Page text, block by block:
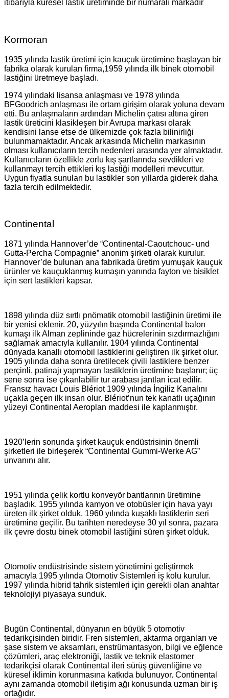
itibarıyla küresel lastik üretiminde bir numaralı markadır
Kormoran
1935 yılında lastik üretimi için kauçuk üretimine başlayan bir
fabrika olarak kurulan firma,1959 yılında ilk binek otomobil
lastiğini üretmeye başladı.
1974 yılındaki lisansa anlaşması ve 1978 yılında
BFGoodrich anlaşması ile ortam girişim olarak yoluna devam
etti. Bu anlaşmaların ardından Michelin çatısı altına giren
lastik üreticini klasikleşen bir Avrupa markası olarak
kendisini lanse etse de ülkemizde çok fazla bilinirliği
bulunmamaktadır. Ancak arkasında Michelin markasının
olması kullanıcıların tercih nedenleri arasında yer almaktadır.
Kullanıcıların özellikle zorlu kış şartlarında sevdikleri ve
kullanmayı tercih ettikleri kış lastiği modelleri mevcuttur.
Uygun fiyatla sunulan bu lastikler son yıllarda giderek daha
fazla tercih edilmektedir.
Continental
1871 yılında Hannover’de “Continental-Caoutchouc- und
Gutta-Percha Compagnie” anonim şirketi olarak kurulur.
Hannover’de bulunan ana fabrikada üretim yumuşak kauçuk
ürünler ve kauçuklanmış kumaşın yanında fayton ve bisiklet
için sert lastikleri kapsar.
1898 yılında düz sırtlı pnömatik otomobil lastiğinin üretimi ile
bir yenisi eklenir. 20, yüzyılın başında Continental balon
kumaşı ilk Alman zeplininde gaz hücrelerinin sızdırmazlığını
sağlamak amacıyla kullanılır. 1904 yılında Continental
dünyada kanallı otomobil lastiklerini geliştiren ilk şirket olur.
1905 yılında daha sonra üretilecek çivili lastiklere benzer
perçinli, patinajı yapmayan lastiklerin üretimine başlanır; üç
sene sonra ise çıkarılabilir tur arabası jantları icat edilir.
Fransız havacı Louis Blériot 1909 yılında İngiliz Kanalını
uçakla geçen ilk insan olur. Blériot’nun tek kanatlı uçağının
yüzeyi Continental Aeroplan maddesi ile kaplanmıştır.
1920’lerin sonunda şirket kauçuk endüstrisinin önemli
şirketleri ile birleşerek “Continental Gummi-Werke AG”
unvanını alır.
1951 yılında çelik kortlu konveyör bantlarının üretimine
başladık. 1955 yılında kamyon ve otobüsler için hava yayı
üreten ilk şirket olduk. 1960 yılında kuşaklı lastiklerin seri
üretimine geçilir. Bu tarihten neredeyse 30 yıl sonra, pazara
ilk çevre dostu binek otomobil lastiğini süren şirket olduk.
Otomotiv endüstrisinde sistem yönetimini geliştirmek
amacıyla 1995 yılında Otomotiv Sistemleri iş kolu kurulur.
1997 yılında hibrid tahrik sistemleri için gerekli olan anahtar
teknolojiyi piyasaya sunduk.
Bugün Continental, dünyanın en büyük 5 otomotiv
tedarikçisinden biridir. Fren sistemleri, aktarma organları ve
şase sistem ve aksamları, enstrümantasyon, bilgi ve eğlence
çözümleri, araç elektroniği, lastik ve teknik elastomer
tedarikçisi olarak Continental ileri sürüş güvenliğine ve
küresel iklimin korunmasına katkıda bulunuyor. Continental
aynı zamanda otomobil iletişim ağı konusunda uzman bir iş
ortağıdır.